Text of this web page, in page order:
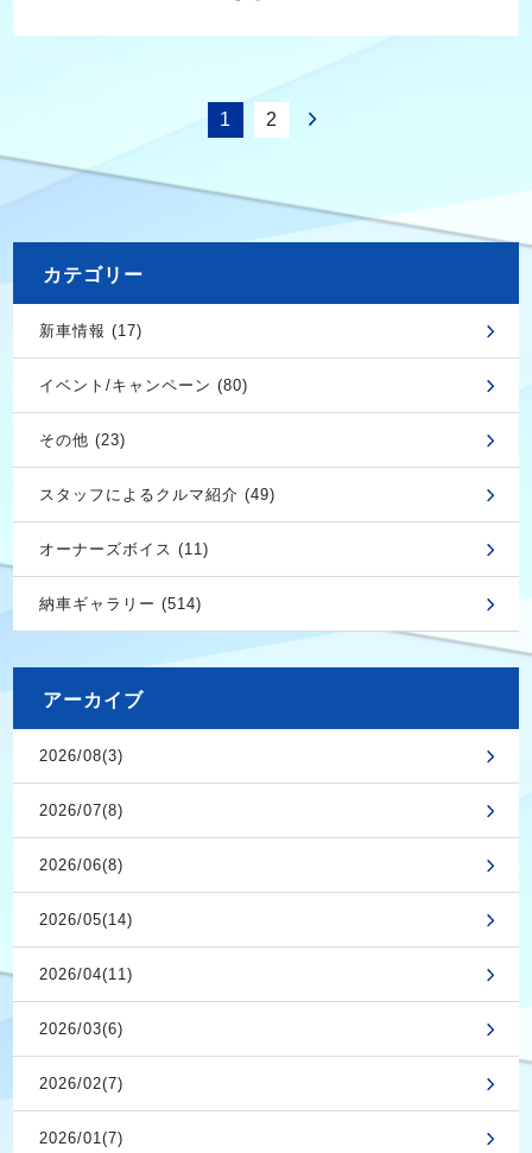
1 2
カテゴリー
新車情報 (17)
イベント/キャンペーン (80)
その他 (23)
スタッフによるクルマ紹介 (49)
オーナーズボイス (11)
納車ギャラリー (514)
アーカイブ
2026/08(3)
2026/07(8)
2026/06(8)
2026/05(14)
2026/04(11)
2026/03(6)
2026/02(7)
2026/01(7)